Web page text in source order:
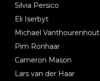
Silvia Persico
Eli Iserbyt
Michael Vanthourenhout
Pim Ronhaar
Cameron Mason
Lars van der Haar